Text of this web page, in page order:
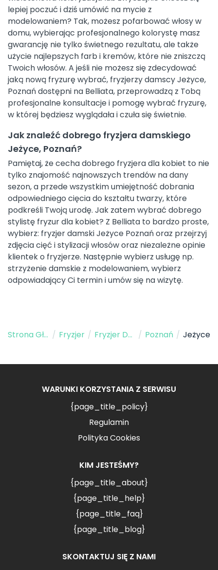
lepiej poczuć i dziś umówić na mycie z
modelowaniem? Tak, możesz pofarbować włosy w
domu, wybierając profesjonalnego kolorystę masz
gwarancję nie tylko świetnego rezultatu, ale także
użycie najlepszych farb i kremów, które nie zniszczą
Twoich włosów. A jeśli nie możesz się zdecydować
jaką nową fryzurę wybrać, fryzjerzy damscy Jeżyce,
Poznań dostępni na Belliata, przeprowadzą z Tobą
profesjonalne konsultacje i pomogę wybrać fryzurę,
w której będziesz wyglądała i czuła się świetnie.
Jak znaleźć dobrego fryzjera damskiego
Jeżyce, Poznań?
Pamiętaj, że cecha dobrego fryzjera dla kobiet to nie
tylko znajomość najnowszych trendów na dany
sezon, a przede wszystkim umiejętność dobrania
odpowiedniego cięcia do kształtu twarzy, które
podkreśli Twoją urodę. Jak zatem wybrać dobrego
stylistę fryzur dla kobiet? Z Belliata to bardzo proste,
wybierz: fryzjer damski Jeżyce Poznań oraz przejrzyj
zdjęcia cięć i stylizacji włosów oraz niezależne opinie
klientek o fryzjerze. Następnie wybierz usługę np.
strzyżenie damskie z modelowaniem, wybierz
odpowiadający Ci termin i umów się na wizytę.
Strona Główna / Fryzjer / Fryzjer Damski / Poznań / Jeżyce
WARUNKI KORZYSTANIA Z SERWISU
{page_title_policy}
Regulamin
Polityka Cookies
KIM JESTEŚMY?
{page_title_about}
{page_title_help}
{page_title_faq}
{page_title_blog}
SKONTAKTUJ SIĘ Z NAMI